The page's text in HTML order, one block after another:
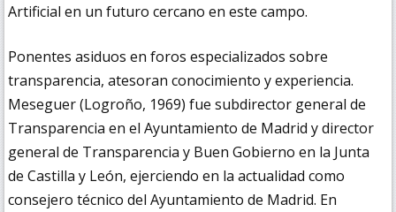
Artificial en un futuro cercano en este campo.
Ponentes asiduos en foros especializados sobre
transparencia, atesoran conocimiento y experiencia.
Meseguer (Logroño, 1969) fue subdirector general de
Transparencia en el Ayuntamiento de Madrid y director
general de Transparencia y Buen Gobierno en la Junta
de Castilla y León, ejerciendo en la actualidad como
consejero técnico del Ayuntamiento de Madrid. En